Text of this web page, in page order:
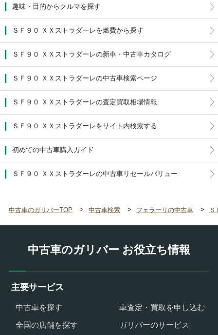
趣味・目的からクルマを探す
ＳＦ９０ ＸＸストラダーレを燃費から探す
ＳＦ９０ ＸＸストラダーレの新車・中古車カタログ
ＳＦ９０ ＸＸストラダーレの中古車検索ページ
ＳＦ９０ ＸＸストラダーレの査定買取相場情報
ＳＦ９０ ＸＸストラダーレをサイト内検索する
初めての中古車購入ガイド
ＳＦ９０ ＸＸストラダーレの中古車リセールバリュー
中古車のガリバーTOP 中古車検索 フェラーリの中古車
中古車のガリバー お役立ち情報
主要サービス
中古車を探す
車査定・買取を申し込む
全国の店舗を探す
ガリバーのサービス